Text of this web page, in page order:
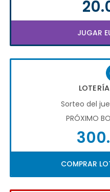
JUGAR
Sorteo del
PRÓXIMO
COMPRAR